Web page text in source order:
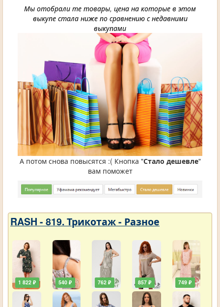
Мы отобрали те товары, цена на которые в этом
выкупе стала ниже по сравнению с недавними
выкупами
А потом снова повысятся :( Кнопка "Стало дешевле"
вам поможет
RASH - 819. Трикотаж - Разное
1 822 ₽ 540 ₽ 762 ₽ 857 ₽ 749 ₽